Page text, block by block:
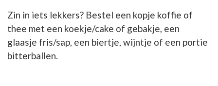
Zin in iets lekkers? Bestel een kopje koffie of
thee met een koekje/cake of gebakje, een
glaasje fris/sap, een biertje, wijntje of een portie
bitterballen.